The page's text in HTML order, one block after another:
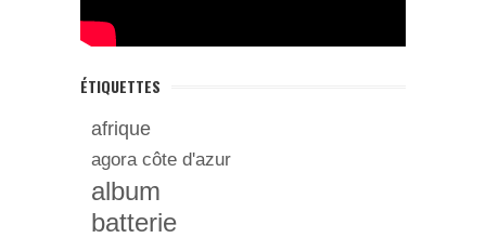
ÉTIQUETTES
afrique
agora côte d'azur
album
batterie